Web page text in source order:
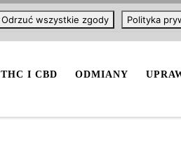
THC I CBD ODMIANY
Odrzuć wszystkie zgody Polityka